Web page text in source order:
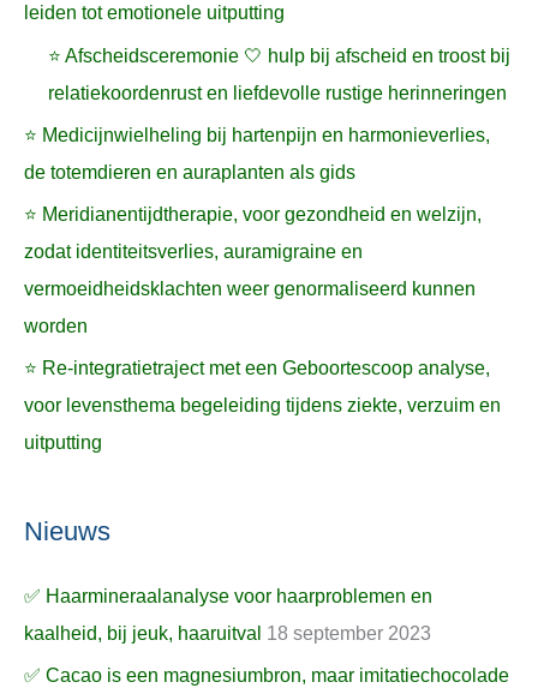
leiden tot emotionele uitputting
⭐ Afscheidsceremonie 🤍 hulp bij afscheid en troost bij
relatiekoordenrust en liefdevolle rustige herinneringen
⭐ Medicijnwielheling bij hartenpijn en harmonieverlies,
de totemdieren en auraplanten als gids
⭐ Meridianentijdtherapie, voor gezondheid en welzijn,
zodat identiteitsverlies, auramigraine en
vermoeidheidsklachten weer genormaliseerd kunnen
worden
⭐ Re-integratietraject met een Geboortescoop analyse,
voor levensthema begeleiding tijdens ziekte, verzuim en
uitputting
Nieuws
✅ Haarmineraalanalyse voor haarproblemen en
kaalheid, bij jeuk, haaruitval 18 september 2023
✅ Cacao is een magnesiumbron, maar imitatiechocolade